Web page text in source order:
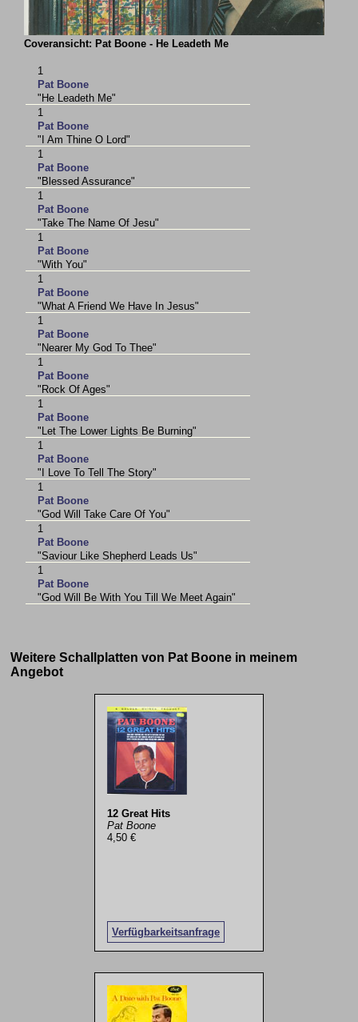
Coveransicht: Pat Boone - He Leadeth Me
1
Pat Boone
"He Leadeth Me"
1
Pat Boone
"I Am Thine O Lord"
1
Pat Boone
"Blessed Assurance"
1
Pat Boone
"Take The Name Of Jesu"
1
Pat Boone
"With You"
1
Pat Boone
"What A Friend We Have In Jesus"
1
Pat Boone
"Nearer My God To Thee"
1
Pat Boone
"Rock Of Ages"
1
Pat Boone
"Let The Lower Lights Be Burning"
1
Pat Boone
"I Love To Tell The Story"
1
Pat Boone
"God Will Take Care Of You"
1
Pat Boone
"Saviour Like Shepherd Leads Us"
1
Pat Boone
"God Will Be With You Till We Meet Again"
Weitere Schallplatten von Pat Boone in meinem
Angebot
12 Great Hits
Pat Boone
4,50 €
Verfügbarkeitsanfrage